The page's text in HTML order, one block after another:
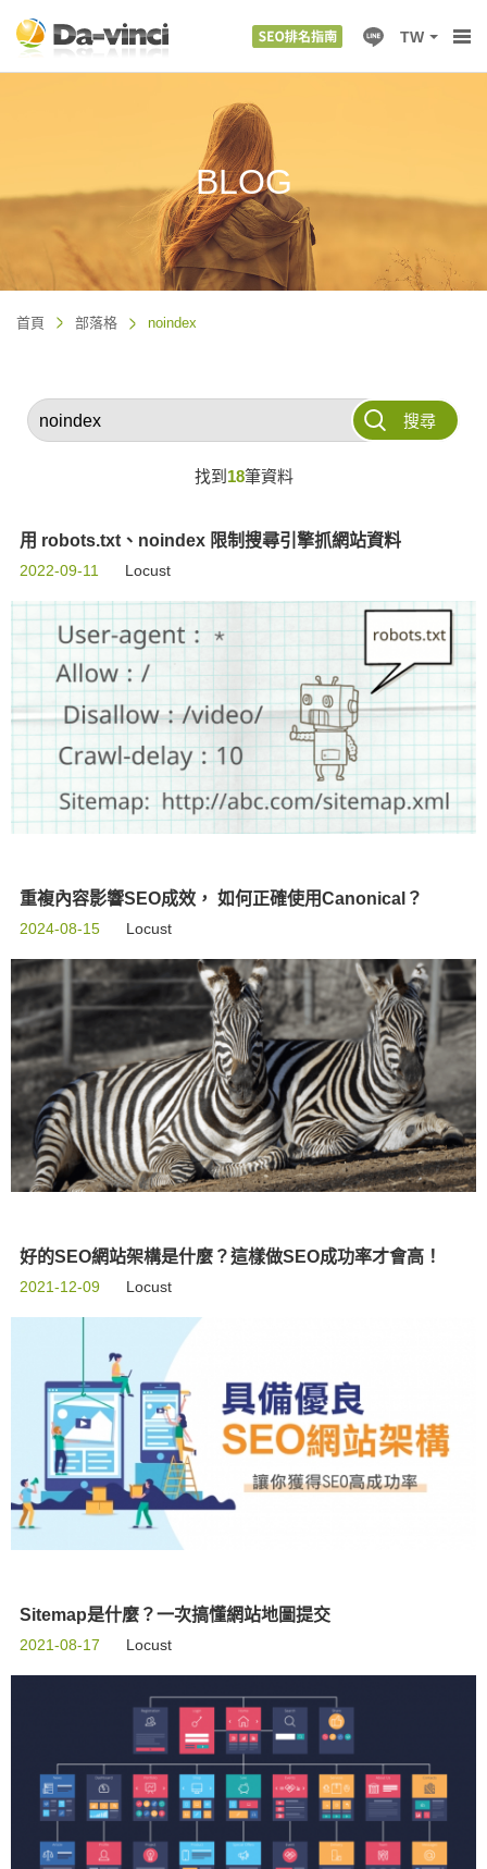
TW
BLOG
首頁 部落格 noindex
搜尋
找到 18筆資料
用 robots.txt、noindex 限制搜尋引擎抓網站資料
2022-09-11 Locust
重複內容影響SEO成效， 如何正確使用Canonical？
2024-08-15 Locust
好的SEO網站架構是什麼？這樣做SEO成功率才會高！
2021-12-09 Locust
Sitemap是什麼？一次搞懂網站地圖提交
2021-08-17 Locust